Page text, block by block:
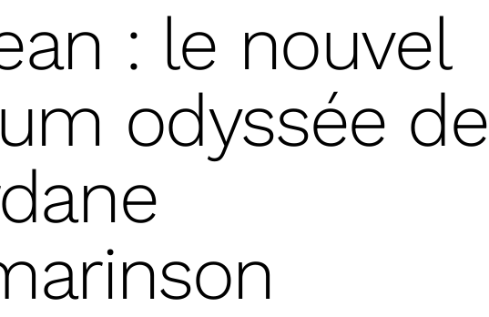
: le nouvel
odyssée de